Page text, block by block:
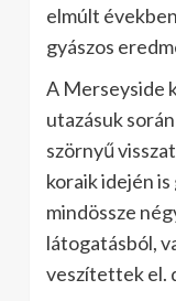
elmúlt
gyászos
A Merseyside
utazásuk
szörnyű
koraik idején
mindössze
látogatásból,
veszítettek el.